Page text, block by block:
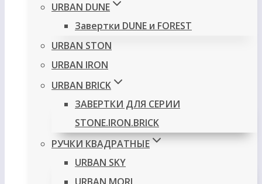
URBAN DUNE
Завертки DUNE и FOREST
URBAN STON
URBAN IRON
URBAN BRICK
ЗАВЕРТКИ ДЛЯ СЕРИИ
STONE.IRON.BRICK
РУЧКИ КВАДРАТНЫЕ
URBAN SKY